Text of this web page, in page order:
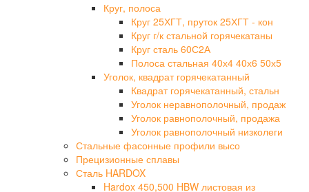
Круг, полоса
Круг 25ХГТ, пруток 25ХГТ - кон
Круг г/к стальной горячекатаны
Круг сталь 60С2А
Полоса стальная 40х4 40х6 50х5
Уголок, квадрат горячекатанный
Квадрат горячекатанный, стальн
Уголок неравнополочный, продаж
Уголок равнополочный, продажа
Уголок равнополочный низколеги
Стальные фасонные профили высо
Прецизионные сплавы
Сталь HARDOX
Hardox 450,500 HBW листовая из